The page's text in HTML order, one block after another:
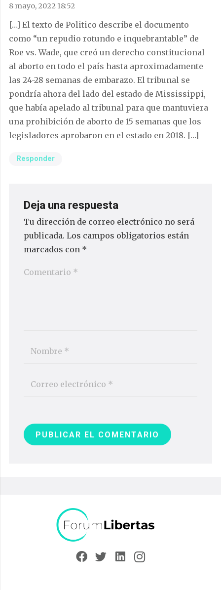
8 mayo, 2022 18:52
[…] El texto de Politico describe el documento
como “un repudio rotundo e inquebrantable” de
Roe vs. Wade, que creó un derecho constitucional
al aborto en todo el país hasta aproximadamente
las 24-28 semanas de embarazo. El tribunal se
pondría ahora del lado del estado de Mississippi,
que había apelado al tribunal para que mantuviera
una prohibición de aborto de 15 semanas que los
legisladores aprobaron en el estado en 2018. […]
Responder
Deja una respuesta
Tu dirección de correo electrónico no será
publicada. Los campos obligatorios están
marcados con *
PUBLICAR EL COMENTARIO